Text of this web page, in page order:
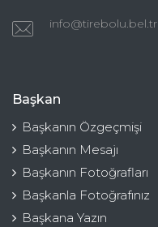
info@tirebolu.bel.tr
Başkan
Başkanın Özgeçmişi
Başkanın Mesajı
Başkanın Fotoğrafları
Başkanla Fotoğrafınız
Başkana Yazın